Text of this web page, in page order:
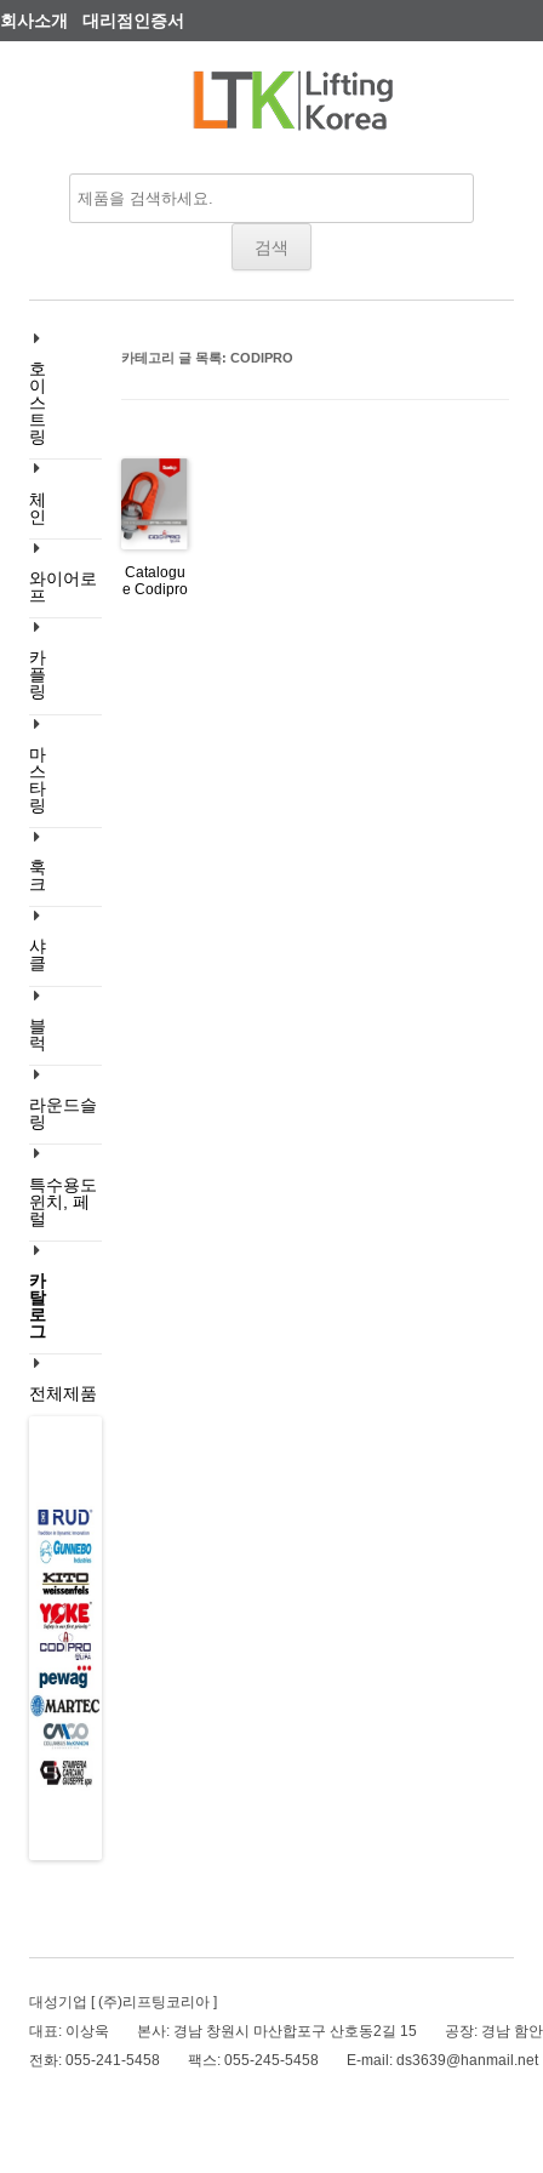
회사소개 대리점인증서
Search
for:
호
이
스
트
링
체
인
와이어로
프
카
플
링
마
스
타
링
훅
크
샤
클
블
럭
라운드슬
링
특수용도
윈치, 페
럴
카
탈
로
그
전체제품
카테고리 글 목록: CODIPRO
Catalogu
e Codipro
대성기업 [ (주)리프팅코리아 ]
대표: 이상욱 본사: 경남 창원시 마산합포구 산호동2길 15 공장: 경남 함
전화: 055-241-5458 팩스: 055-245-5458 E-mail: ds3639@hanmail.net